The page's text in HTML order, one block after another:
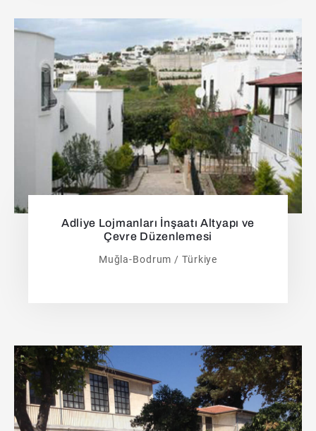
Adliye Lojmanları İnşaatı Altyapı ve
Çevre Düzenlemesi
Muğla-Bodrum / Türkiye